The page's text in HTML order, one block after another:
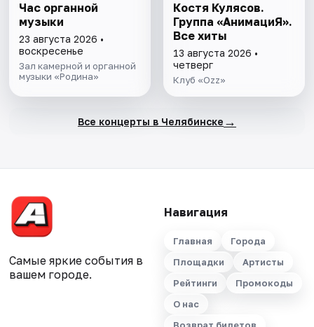
Час органной
музыки
23 августа 2026 •
воскресенье
Зал камерной и органной
музыки «Родина»
Костя Кулясов.
Группа «АнимациЯ».
Все хиты
13 августа 2026 •
четверг
Клуб «Ozz»
Все концерты в Челябинске →
Самые яркие события в
вашем городе.
Навигация
Главная
Города
Площадки
Артисты
Рейтинги
Промокоды
О нас